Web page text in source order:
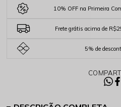
10% OFF na Primeira
Frete grátis acima de
5% de